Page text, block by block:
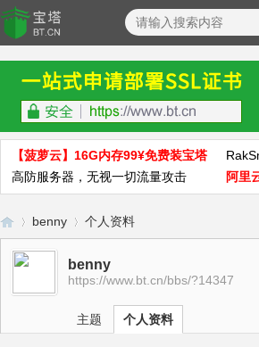
【菠萝云】16G内存99¥免费装宝塔
高防服务器，无视一切流量攻击
阿里
宝›
benny 个人资料
benny
https://www.bt.cn/bbs/?14347
主题 个人资料